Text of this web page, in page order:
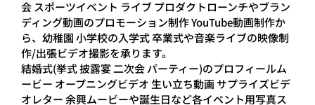
会 スポーツイベント ライブ プロダクトローンチやブラン
ディング動画のプロモーション制作 YouTube動画制作か
ら、幼稚園 小学校の入学式 卒業式や音楽ライブの映像制
作/出張ビデオ撮影を承ります。
結婚式(挙式 披露宴 二次会 パーティー)のプロフィールム
ービー オープニングビデオ 生い立ち動画 サプライズビデ
オレター 余興ムービーや誕生日など各イベント用写真ス